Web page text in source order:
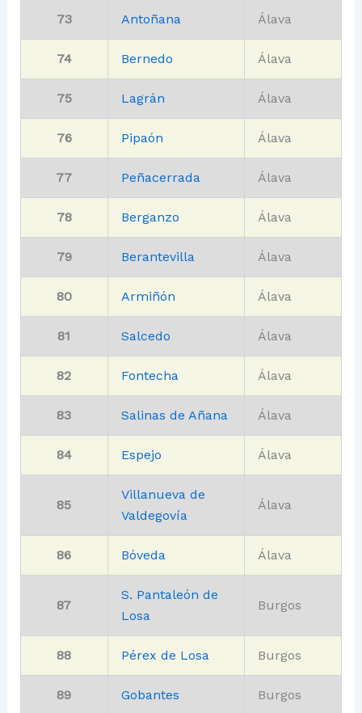
73 Antoñana Álava
74 Bernedo Álava
75 Lagrán Álava
76 Pipaón Álava
77 Peñacerrada Álava
78 Berganzo Álava
79 Berantevilla Álava
80 Armiñón Álava
81 Salcedo Álava
82 Fontecha Álava
83 Salinas de Añana Álava
84 Espejo Álava
85
Villanueva de
Valdegovía
Álava
86 Bóveda Álava
87
S. Pantaleón de
Losa
Burgos
88 Pérex de Losa Burgos
89 Gobantes Burgos